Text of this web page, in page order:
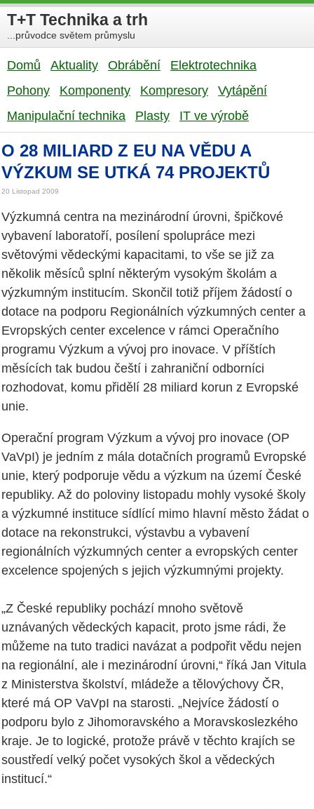
T+T Technika a trh
...průvodce světem průmyslu
Domů Aktuality Obrábění
Elektrotechnika
Pohony
Komponenty Kompresory
Vytápění
Manipulační technika
Plasty IT ve výrobě
O 28 MILIARD Z EU NA VĚDU A
VÝZKUM SE UTKÁ 74 PROJEKTŮ
20 Listopad 2009
Výzkumná centra na mezinárodní úrovni, špičkové
vybavení laboratoří, posílení spolupráce mezi
světovými vědeckými kapacitami, to vše se již za
několik měsíců splní některým vysokým školám a
výzkumným institucím. Skončil totiž příjem žádostí o
dotace na podporu Regionálních výzkumných center a
Evropských center excelence v rámci Operačního
programu Výzkum a vývoj pro inovace. V příštích
měsících tak budou čeští i zahraniční odborníci
rozhodovat, komu přidělí 28 miliard korun z Evropské
unie.
Operační program Výzkum a vývoj pro inovace (OP
VaVpI) je jedním z mála dotačních programů Evropské
unie, který podporuje vědu a výzkum na území České
republiky. Až do poloviny listopadu mohly vysoké školy
a výzkumné instituce sídlící mimo hlavní město žádat o
dotace na rekonstrukci, výstavbu a vybavení
regionálních výzkumných center a evropských center
excelence spojených s jejich výzkumnými projekty.
„Z České republiky pochází mnoho světově
uznávaných vědeckých kapacit, proto jsme rádi, že
můžeme na tuto tradici navázat a podpořit vědu nejen
na regionální, ale i mezinárodní úrovni,“ říká Jan Vitula
z Ministerstva školství, mládeže a tělovýchovy ČR,
které má OP VaVpI na starosti. „Nejvíce žádostí o
podporu bylo z Jihomoravského a Moravskoslezkého
kraje. Je to logické, protože právě v těchto krajích se
soustředí velký počet vysokých škol a vědeckých
institucí.“